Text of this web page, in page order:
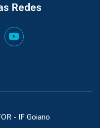
Redes
- IF Goiano